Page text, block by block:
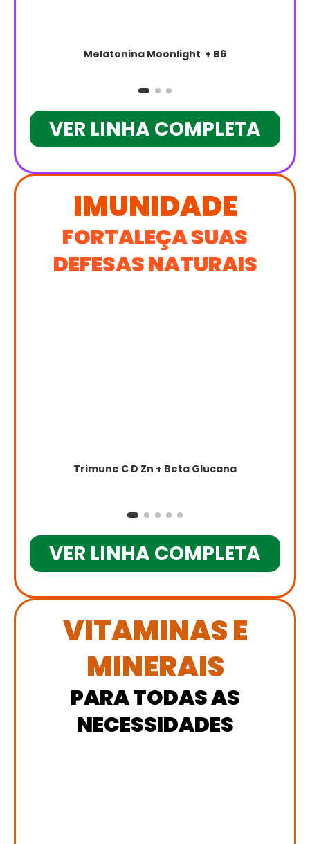
Melatonina Moonlight + B6
VER LINHA COMPLETA
IMUNIDADE
FORTALEÇA SUAS
DEFESAS NATURAIS
Trimune C D Zn + Beta Glucana
VER LINHA COMPLETA
VITAMINAS E
MINERAIS
PARA TODAS AS
NECESSIDADES